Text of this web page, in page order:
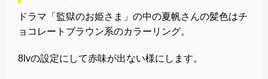
ドラマ「監獄のお姫さま」の中の夏帆さんの髪色はチ
ョコレートブラウン系のカラーリング。
8lvの設定にして赤味が出ない様にします。